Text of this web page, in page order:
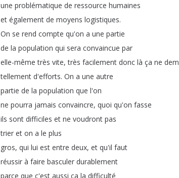
une problématique de ressource humaines
et également de moyens logistiques.
On se rend compte qu'on a une partie
de la population qui sera convaincue par
elle-même très vite,très facilement donc là ça ne
tellement d'efforts. On a une autre
partie de la population que l'on
ne pourra jamais convaincre, quoi qu'on fasse
ils sont difficiles et ne voudront pas
trier et on a le plus
gros, qui lui est entre deux, et qu'il faut
réussir à faire basculer durablement
parce que c'est aussi ça la difficulté